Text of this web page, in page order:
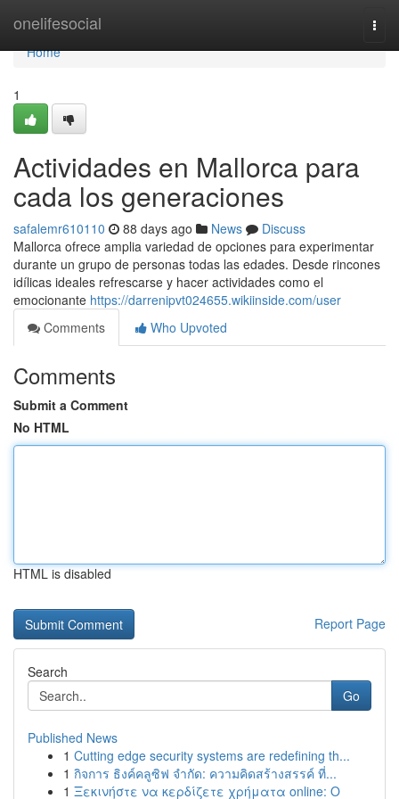
onelifesocial
Home
Home
1
Actividades en Mallorca para
cada los generaciones
safalemr610110 88 days ago News
Discuss
Mallorca ofrece amplia variedad de opciones para experimentar
durante un grupo de personas todas las edades. Desde rincones
idílicas ideales refrescarse y hacer actividades como el
emocionante https://darrenipvt024655.wikiinside.com/user
Comments
Who Upvoted
Comments
Submit a Comment
No HTML
HTML is disabled
Report Page
Search
Go
Published News
1 Cutting edge security systems are redefining th...
1 กิจการ ธิงค์คลูซิฟ จำกัด: ความคิดสร้างสรรค์ ที่...
1 Ξεκινήστε να κερδίζετε χρήματα online: Ο